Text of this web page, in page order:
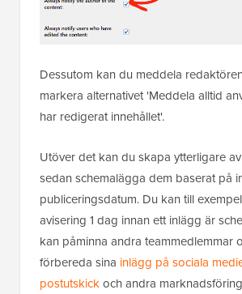
Dessutom kan du meddela
markera alternativet 'Meddela alltid
har redigerat innehållet'.
Utöver det kan du skapa ytterligare
sedan schemalägga dem baserat på
publiceringsdatum. Du kan till
avisering 1 dag innan ett inlägg är
kan påminna andra teammedlemmar
förbereda sina inlägg på sociala
postutskickoch andra